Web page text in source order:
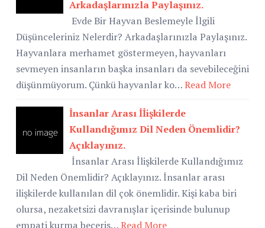
Arkadaşlarınızla Paylaşınız.
Evde Bir Hayvan Beslemeyle İlgili
Düşünceleriniz Nelerdir? Arkadaşlarınızla Paylaşınız.
Hayvanlara merhamet göstermeyen, hayvanları
sevmeyen insanların başka insanları da sevebileceğini
düşünmüyorum. Çünkü hayvanlar ko…Read More
İnsanlar Arası İİişkilerde
Kullandığımız Dil Neden Önemlidir?
Açıklayınız.
İnsanlar Arası İlişkilerde Kullandığımız
Dil Neden Önemlidir? Açıklayınız. İnsanlar arası
ilişkilerde kullanılan dil çok önemlidir. Kişi kaba biri
olursa, nezaketsizi davranışlar içerisinde bulunup
empati kurma beceris…Read More